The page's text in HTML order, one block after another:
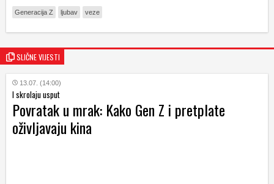
Generacija Z ljubav veze
SLIČNE VIJESTI
13.07. (14:00)
I skrolaju usput
Povratak u mrak: Kako Gen Z i pretplate
oživljavaju kina